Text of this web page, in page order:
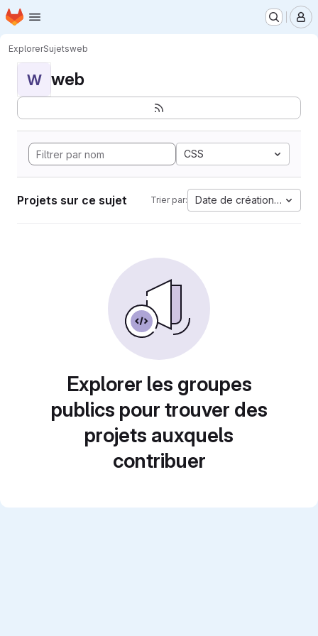
Passer au contenu principal
Page d'accueil
ExplorerSujetsweb
W web
CSS
Projets sur ce sujet Trier par: Date de création la plus
Explorer les groupes
publics pour trouver des
projets auxquels
contribuer